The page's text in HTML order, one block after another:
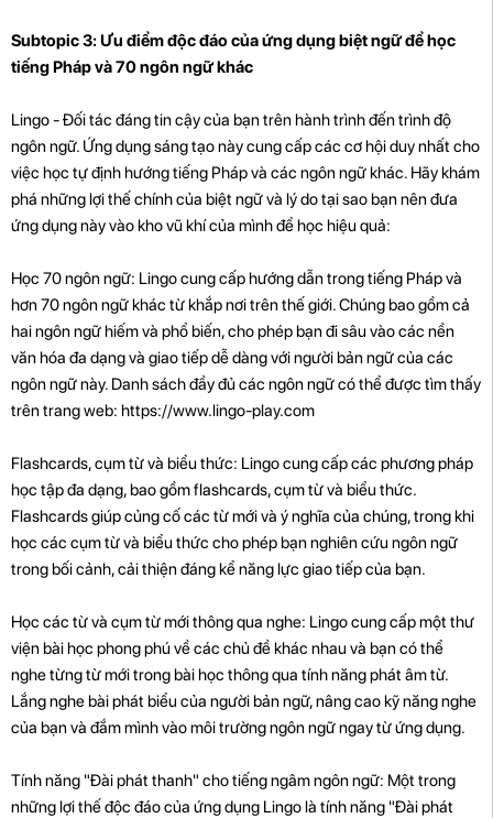
Subtopic 3: Ưu điểm độc đáo của ứng dụng biệt ngữ để học
tiếng Pháp và 70 ngôn ngữ khác
Lingo - Đối tác đáng tin cậy của bạn trên hành trình đến trình độ
ngôn ngữ. Ứng dụng sáng tạo này cung cấp các cơ hội duy nhất cho
việc học tự định hướng tiếng Pháp và các ngôn ngữ khác. Hãy khám
phá những lợi thế chính của biệt ngữ và lý do tại sao bạn nên đưa
ứng dụng này vào kho vũ khí của mình để học hiệu quả:
Học 70 ngôn ngữ: Lingo cung cấp hướng dẫn trong tiếng Pháp và
hơn 70 ngôn ngữ khác từ khắp nơi trên thế giới. Chúng bao gồm cả
hai ngôn ngữ hiếm và phổ biến, cho phép bạn đi sâu vào các nền
văn hóa đa dạng và giao tiếp dễ dàng với người bản ngữ của các
ngôn ngữ này. Danh sách đầy đủ các ngôn ngữ có thể được tìm thấy
trên trang web: https://www.lingo-play.com
Flashcards, cụm từ và biểu thức: Lingo cung cấp các phương pháp
học tập đa dạng, bao gồm flashcards, cụm từ và biểu thức.
Flashcards giúp củng cố các từ mới và ý nghĩa của chúng, trong khi
học các cụm từ và biểu thức cho phép bạn nghiên cứu ngôn ngữ
trong bối cảnh, cải thiện đáng kể năng lực giao tiếp của bạn.
Học các từ và cụm từ mới thông qua nghe: Lingo cung cấp một thư
viện bài học phong phú về các chủ đề khác nhau và bạn có thể
nghe từng từ mới trong bài học thông qua tính năng phát âm từ.
Lắng nghe bài phát biểu của người bản ngữ, nâng cao kỹ năng nghe
của bạn và đắm mình vào môi trường ngôn ngữ ngay từ ứng dụng.
Tính năng "Đài phát thanh" cho tiếng ngâm ngôn ngữ: Một trong
những lợi thế độc đáo của ứng dụng Lingo là tính năng "Đài phát